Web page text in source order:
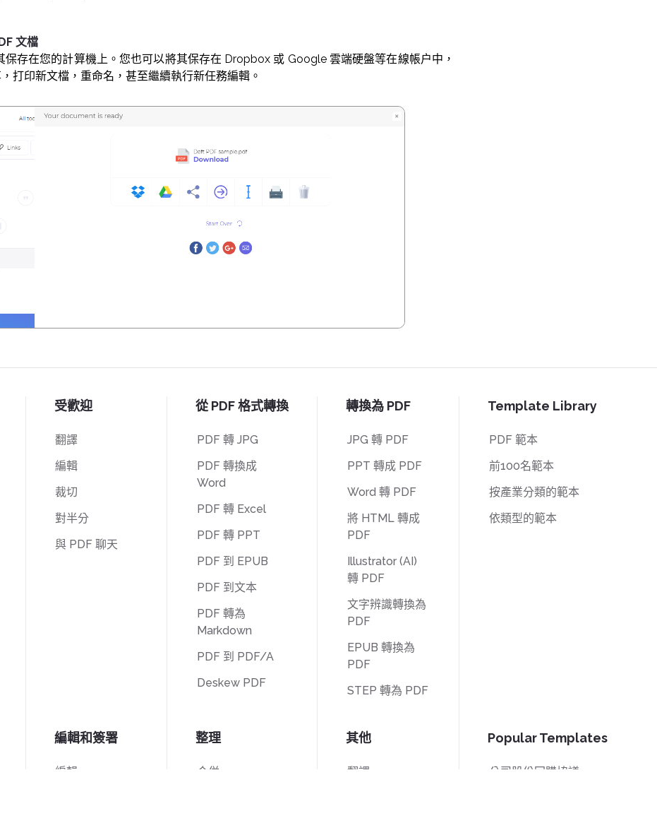
文檔
保存在您的計算機上。您也可以將其保存在 Dropbox 或 Google 雲端硬盤等在線帳户中，
打印新文檔，重命名，甚至繼續執行新任務編輯。
受歡迎
翻譯
編輯
裁切
對半分
與 PDF 聊天
編輯和簽署
編輯
從 PDF 格式轉換
PDF 轉 JPG
PDF 轉換成
Word
PDF 轉 Excel
PDF 轉 PPT
PDF 到 EPUB
PDF 到文本
PDF 轉為
Markdown
PDF 到 PDF/A
Deskew PDF
整理
合併
轉換為 PDF
JPG 轉 PDF
PPT 轉成 PDF
Word 轉 PDF
將 HTML 轉成
PDF
Illustrator (AI)
轉 PDF
文字辨識轉換為
PDF
EPUB 轉換為
PDF
STEP 轉為 PDF
其他
翻譯
Template Library
PDF 範本
前100名範本
按產業分類的範本
依類型的範本
Popular Templates
公司股份回購協議